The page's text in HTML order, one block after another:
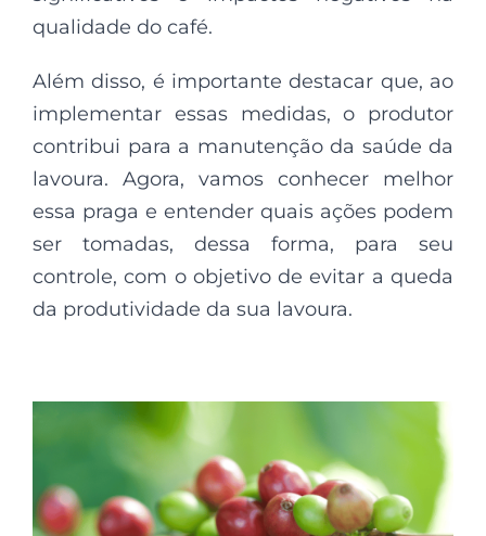
qualidade do café.
Além disso, é importante destacar que, ao
implementar essas medidas, o produtor
contribui para a manutenção da saúde da
lavoura. Agora, vamos conhecer melhor
essa praga e entender quais ações podem
ser tomadas, dessa forma, para seu
controle, com o objetivo de evitar a queda
da produtividade da sua lavoura.